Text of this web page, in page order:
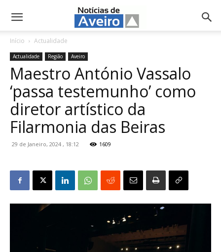
NotíciasdeAveiro.pt
Início Actualidade
Actualidade Região Aveiro
Maestro António Vassalo
‘passa testemunho’ como
diretor artístico da
Filarmonia das Beiras
29 de Janeiro, 2024 , 18:12 1609